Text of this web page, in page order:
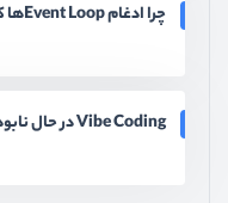
چرا ادغام Event Loopها کار ساده‌ای نیست؟
Vibe Coding در حال نابود کردن پروژه‌های متن‌باز است